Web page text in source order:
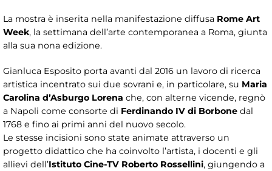
La mostra è inserita nella manifestazione diffusa Rome Art
Week, la settimana dell’arte contemporanea a Roma, giunta
alla sua nona edizione.
Gianluca Esposito porta avanti dal 2016 un lavoro di ricerca
artistica incentrato sui due sovrani e, in particolare, su Maria
Carolina d’Asburgo Lorena che, con alterne vicende, regnò
a Napoli come consorte di Ferdinando IV di Borbone dal
1768 e fino ai primi anni del nuovo secolo.
Le stesse incisioni sono state animate attraverso un
progetto didattico che ha coinvolto l’artista, i docenti e gli
allievi dell’Istituto Cine-TV Roberto Rossellini, giungendo a